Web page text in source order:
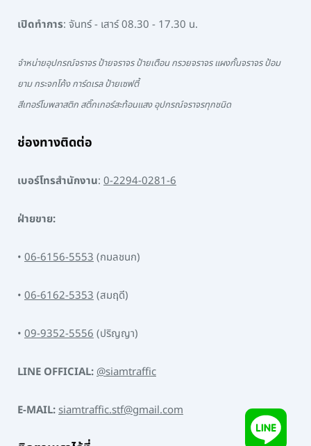
เปิดทำการ: จันทร์ - เสาร์ 08.30 - 17.30 น.
จำหน่ายอุปกรณ์จราจร ป้ายจราจร ป้ายเตือน กรวยจราจร แผงกั้นจราจร ป้อม
ยาม กระจกโค้ง การ์ดเรล ป้ายเซฟตี้
สีเทอร์โมพลาสติก สติ๊กเกอร์สะท้อนแสง อุปกรณ์จราจรทุกชนิด
ช่องทางติดต่อ
เบอร์โทรสำนักงาน: 0-2294-0281-6
ฝ่ายขาย:
• 06-6156-5553(กมลชนก)
• 06-6162-5353(สมฤดี)
• 09-9352-5556(ปริญญา)
LINE OFFICIAL:@siamtraffic
E-MAIL:siamtraffic.stf@gmail.com